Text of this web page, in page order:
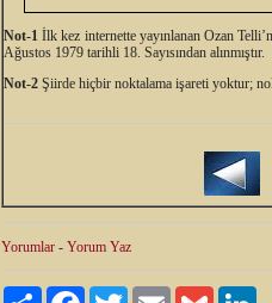
Not-1 İlk kez internette yayınlanan Ozan
Ağustos 1979 tarihli 18. Sayısından alınmıştır.
Not-2 Şiirde hiçbir noktalama işareti yoktur;
Yorumlar - Yorum Yaz
Paylaş FacebookTwitter Email Gmail